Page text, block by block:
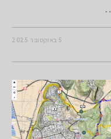
5 באוקטובר 2025